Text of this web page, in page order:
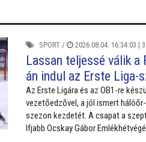
a Volán
SPORT/ 2026.08.04. 16:34:03 |
Lassan teljessé válik a
án indul az Erste Liga-
Az Erste Ligára és az OB1-re
vezetőedzővel, a jól ismert
szezon kezdetét. A csapat a
Ifjabb Ocskay Gábor